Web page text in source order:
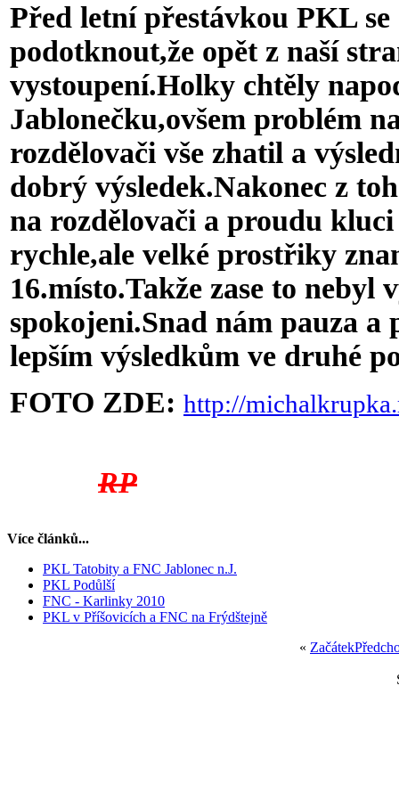
Před letní přestávkou PKL
podotknout,že opět z naší
vystoupení.Holky chtěly
Jablonečku,ovšem problém
rozdělovači vše zhatil a
dobrý výsledek.Nakonec z
na rozdělovači a proudu kluci
rychle,ale velké prostřiky
16.místo.Takže zase to nebyl
spokojeni.Snad nám pauza
lepším výsledkům ve druhé
FOTO ZDE: http://
RP
Více článků...
PKL Tatobity a FNC Jablonec n.J.
PKL Podůlší
FNC - Karlinky 2010
PKL v Příšovicích a FNC na Frýdštejně
« Začátek